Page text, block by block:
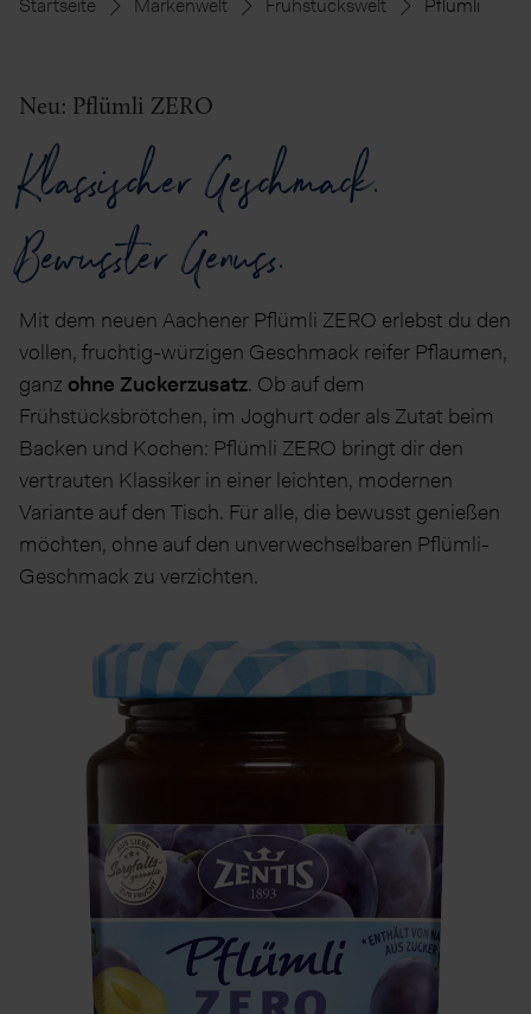
Startseite Markenwelt Frühstückswelt Pflümli
Neu: Pflümli ZERO
Klassischer Geschmack.
Bewusster Genuss.
Mit dem neuen Aachener Pflümli ZERO erlebst du den
vollen, fruchtig-würzigen Geschmack reifer Pflaumen,
ganz ohne Zuckerzusatz. Ob auf dem
Frühstücksbrötchen, im Joghurt oder als Zutat beim
Backen und Kochen: Pflümli ZERO bringt dir den
vertrauten Klassiker in einer leichten, modernen
Variante auf den Tisch. Für alle, die bewusst genießen
möchten, ohne auf den unverwechselbaren Pflümli-
Geschmack zu verzichten.